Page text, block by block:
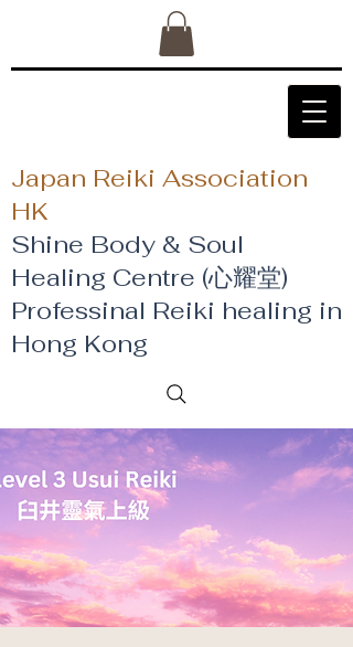
Japan Reiki Association
HK
Shine Body & Soul
Healing Centre (心耀堂)
​Professinal Reiki healing in
Hong Kong